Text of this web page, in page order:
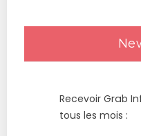
Recevoir Grab
tous les mois :